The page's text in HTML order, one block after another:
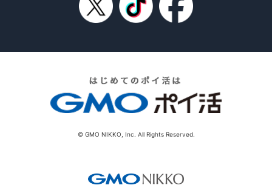
© GMO NIKKO, Inc. All Rights Reserved.